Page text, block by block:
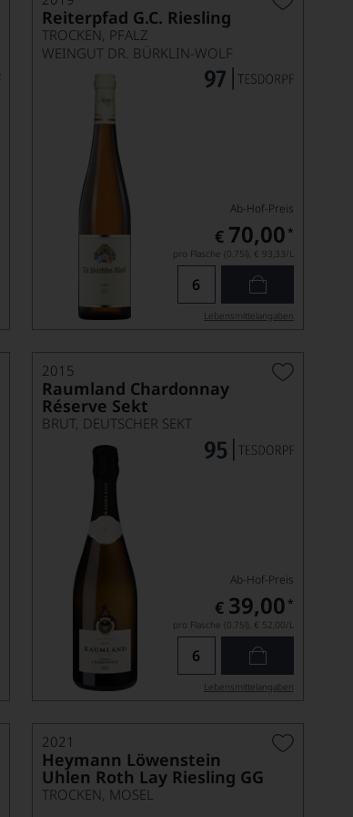
Reiterpfad G.C. Riesling
TROCKEN, PFALZ
WEINGUT DR. BÜRKLIN-WOLF
Ab-Hof-Preis
€ 70,00 *
pro Flasche (0.75l), € 93,33/L
Lebensmittel­angaben
2015
Raumland Chardonnay
Réserve Sekt
BRUT, DEUTSCHER SEKT
Ab-Hof-Preis
€ 39,00 *
pro Flasche (0.75l), € 52,00/L
Lebensmittel­angaben
2021
Heymann Löwenstein
Uhlen Roth Lay Riesling GG
TROCKEN, MOSEL